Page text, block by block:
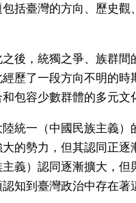
括臺灣的方向、歷史
後，統獨之爭、族群
歷了一段方向不明的
包容少數群體的多元文
統一（中國民族主義
的勢力，但其認同正
義）認同逐漸擴大，
知到臺灣政治中存在著